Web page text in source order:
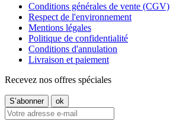
Conditions générales de vente (CGV)
Respect de l'environnement
Mentions légales
Politique de confidentialité
Conditions d'annulation
Livraison et paiement
Recevez nos offres spéciales